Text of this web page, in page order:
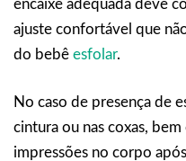
encaixe adequada deve
ajuste confortável que
do bebê esfolar.
No caso de presença de
cintura ou nas coxas,
impressões no corpo